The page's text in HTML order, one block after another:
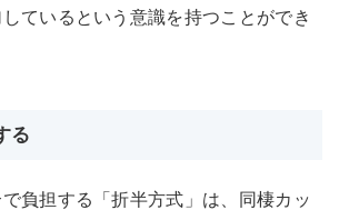
ているという意識を持つことができ
る
負担する「折半方式」は、同棲カッ